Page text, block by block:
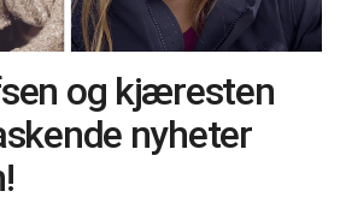
og kjæresten
nyheter